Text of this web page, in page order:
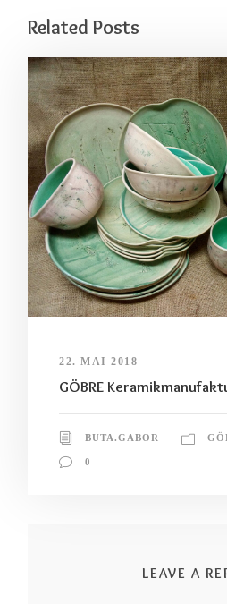
Related Posts
22. MAI 2018
GÖBRE
BUTA.GABOR
0
LEAVE A